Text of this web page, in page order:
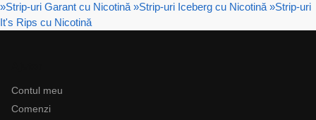
»Strip-uri Garant cu Nicotină »Strip-uri Iceberg cu Nicotină »Strip-uri
It's Rips cu Nicotină
Contul meu
Comenzi